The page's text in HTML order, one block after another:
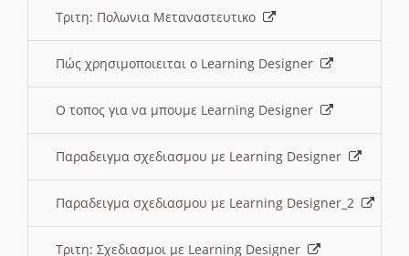
Τριτη: Πολωνια Μεταναστευτικο
Πώς χρησιμοποιειται ο Learning Designer
O τοπος για να μπουμε Learning Designer
Παραδειγμα σχεδιασμου με Learning Designer
Παραδειγμα σχεδιασμου με Learning Designer_2
Τριτη: Σχεδιασμοι με Learning Designer